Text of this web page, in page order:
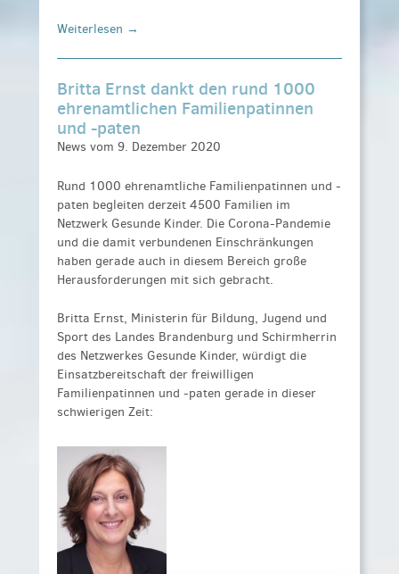
Weiterlesen →
Britta Ernst dankt den rund 1000
ehrenamtlichen Familienpatinnen
und -paten
News vom 9. Dezember 2020
Rund 1000 ehrenamtliche Familienpatinnen und -
paten begleiten derzeit 4500 Familien im
Netzwerk Gesunde Kinder. Die Corona-Pandemie
und die damit verbundenen Einschränkungen
haben gerade auch in diesem Bereich große
Herausforderungen mit sich gebracht.
Britta Ernst, Ministerin für Bildung, Jugend und
Sport des Landes Brandenburg und Schirmherrin
des Netzwerkes Gesunde Kinder, würdigt die
Einsatzbereitschaft der freiwilligen
Familienpatinnen und -paten gerade in dieser
schwierigen Zeit: